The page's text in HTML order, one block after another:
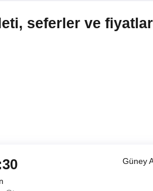
seferler ve fiyatlar
Güney